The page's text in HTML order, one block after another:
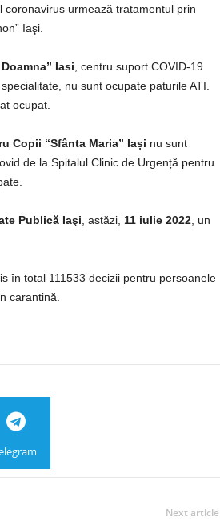
urmează tratamentul prin
Iaşi.
Iasi , centru suport COVID-19
nu sunt ocupate paturile ATI.
ocupat.
Copii “Sfânta Maria” Iași nu sunt
de la Spitalul Clinic de Urgență pentru
Publică Iaşi , astăzi, 11 iulie 2022 , un
în total 111533 decizii pentru persoanele
carantină.
Next article